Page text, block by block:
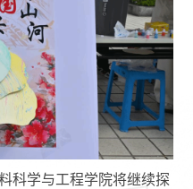
科学与工程学院将继续探